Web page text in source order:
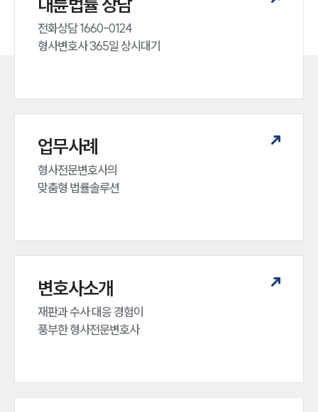
대륜법률 상담
전화상담 1660-0124
형사변호사 365일 상시대기
업무사례
형사전문변호사의
맞춤형 법률솔루션
변호사소개
재판과 수사 대응 경험이
풍부한 형사전문변호사